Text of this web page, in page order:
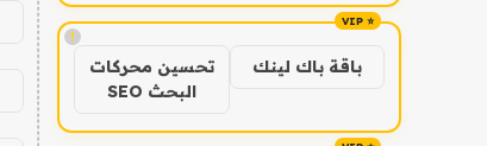
!
باقة باك لينك
تحسين محركات
البحث SEO